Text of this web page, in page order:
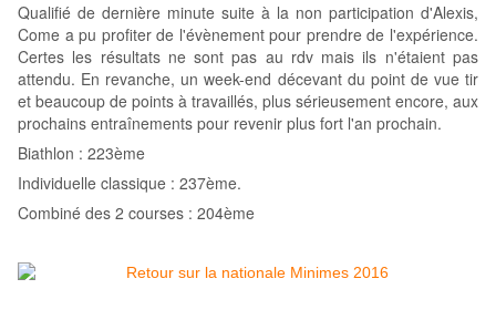
Qualifié de dernière minute suite à la non participation d'Alexis,
Come a pu profiter de l'évènement pour prendre de l'expérience.
Certes les résultats ne sont pas au rdv mais ils n'étaient pas
attendu. En revanche, un week-end décevant du point de vue tir
et beaucoup de points à travaillés, plus sérieusement encore, aux
prochains entraînements pour revenir plus fort l'an prochain.
Biathlon : 223ème
Individuelle classique : 237ème.
Combiné des 2 courses : 204ème